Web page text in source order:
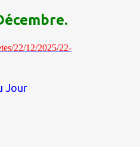
22/12/2025/22-
Jour